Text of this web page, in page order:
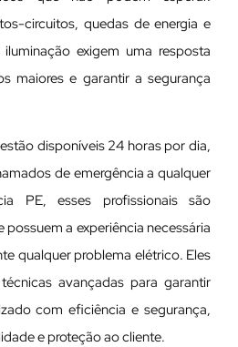
circuitos, quedas de energia e
exigem uma resposta
maiores e garantir a segurança
disponíveis 24 horas por dia,
de emergência a qualquer
PE, esses profissionais são
a experiência necessária
qualquer problema elétrico. Eles
avançadas para garantir
com eficiência e segurança,
e proteção ao cliente.